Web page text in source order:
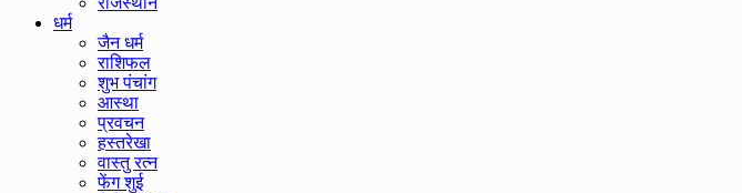
धर्म
जैन धर्म
राशिफल
शुभ पंचांग
आस्था
प्रवचन
हस्तरेखा
वास्तु रत्न
फेंग शुई